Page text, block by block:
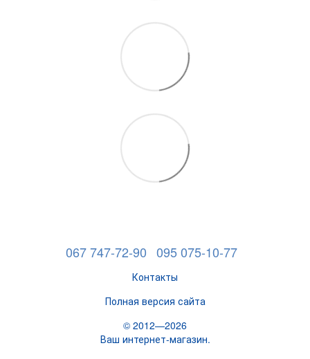
067 747-72-90 095 075-10-77
Контакты
Полная версия сайта
© 2012—2026
Ваш интернет-магазин.